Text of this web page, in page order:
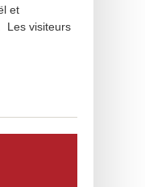
et
Les visiteurs